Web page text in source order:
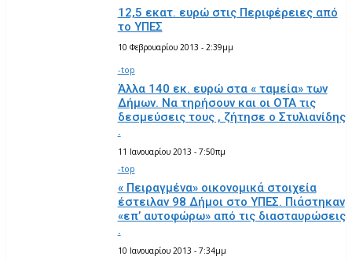
12,5 εκατ. ευρώ στις Περιφέρειες από
το ΥΠΕΣ
10 Φεβρουαρίου 2013 - 2:39μμ
-top
Άλλα 140 εκ. ευρώ στα « ταμεία» των
Δήμων. Να τηρήσουν και οι ΟΤΑ τις
δεσμεύσεις τους , ζήτησε ο Στυλιανίδης
.
11 Ιανουαρίου 2013 - 7:50πμ
-top
« Πειραγμένα» οικονομικά στοιχεία
έστειλαν 98 Δήμοι στο ΥΠΕΣ. Πιάστηκαν
«επ’ αυτοφώρω» από τις διασταυρώσεις
.
10 Ιανουαρίου 2013 - 7:34μμ